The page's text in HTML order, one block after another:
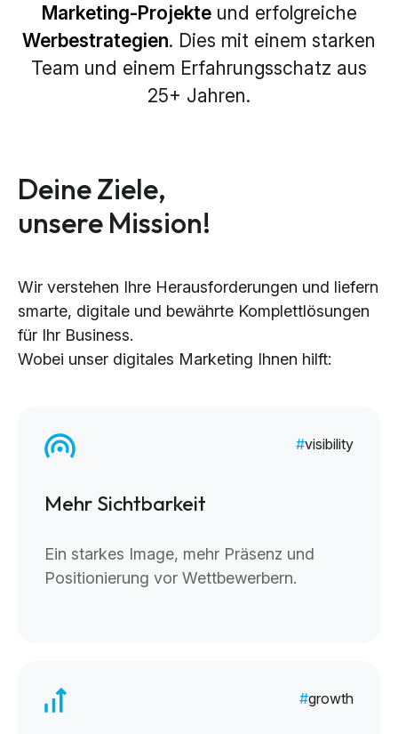
Marketing-Projekteund erfolgreiche
Werbestrategien. Dies mit einem starken
Team und einem Erfahrungsschatz aus
25+ Jahren.
Deine Ziele,
unsere Mission!
Wir verstehen Ihre Herausforderungen und liefern
smarte, digitale und bewährte Komplettlösungen
für Ihr Business.
Wobei unser digitales Marketing Ihnen hilft:
visibility
Mehr Sichtbarkeit
Ein starkes Image, mehr Präsenz und
Positionierung vor Wettbewerbern.
growth